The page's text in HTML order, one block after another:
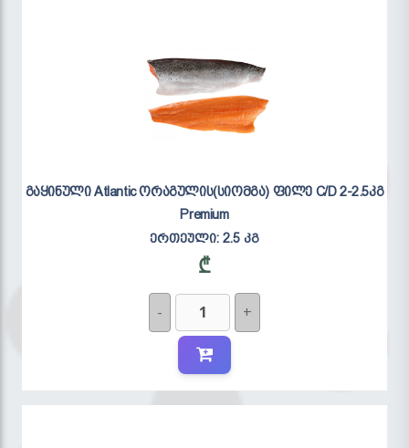
გაყინული Atlantic ორაგულის(სიომგა) ფილე C/D 2-2.5კგ
Premium
ერთეული: 2.5 კგ
₾
- +